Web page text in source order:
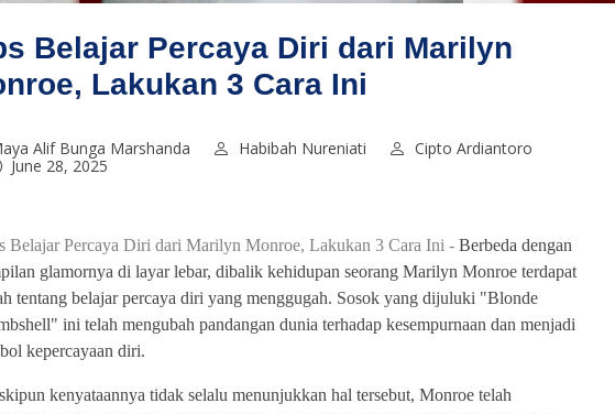
Belajar Percaya Diri dari Marilyn
Lakukan 3 Cara Ini
Alif Bunga Marshanda Habibah Nureniati
Cipto Ardiantoro
June 28, 2025
Belajar Percaya Diri dari Marilyn Monroe, Lakukan 3 Cara Ini - Berbeda dengan
glamornya di layar lebar, dibalik kehidupan seorang Marilyn Monroe terdapat
tentang belajar percaya diri yang menggugah. Sosok yang dijuluki "Blonde
ini telah mengubah pandangan dunia terhadap kesempurnaan dan menjadi
kepercayaan diri.
kenyataannya tidak selalu menunjukkan hal tersebut, Monroe telah